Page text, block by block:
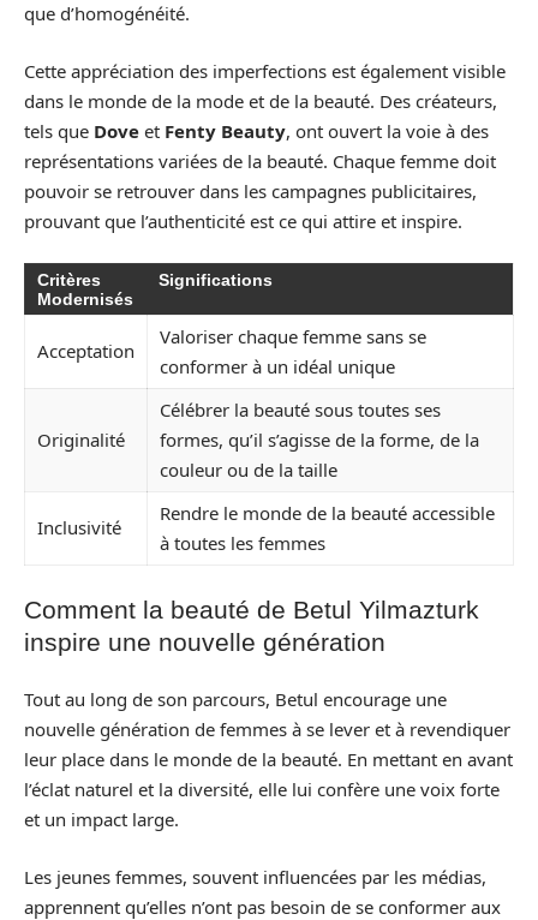
que d’homogénéité.
Cette appréciation des imperfections est également visible
dans le monde de la mode et de la beauté. Des créateurs,
tels que Dove et Fenty Beauty, ont ouvert la voie à des
représentations variées de la beauté. Chaque femme doit
pouvoir se retrouver dans les campagnes publicitaires,
prouvant que l’authenticité est ce qui attire et inspire.
Critères
Modernisés
Significations
Acceptation
Valoriser chaque femme sans se
conformer à un idéal unique
Originalité
Célébrer la beauté sous toutes ses
formes, qu’il s’agisse de la forme, de la
couleur ou de la taille
Inclusivité
Rendre le monde de la beauté accessible
à toutes les femmes
Comment la beauté de Betul Yilmazturk
inspire une nouvelle génération
Tout au long de son parcours, Betul encourage une
nouvelle génération de femmes à se lever et à revendiquer
leur place dans le monde de la beauté. En mettant en avant
l’éclat naturel et la diversité, elle lui confère une voix forte
et un impact large.
Les jeunes femmes, souvent influencées par les médias,
apprennent qu’elles n’ont pas besoin de se conformer aux